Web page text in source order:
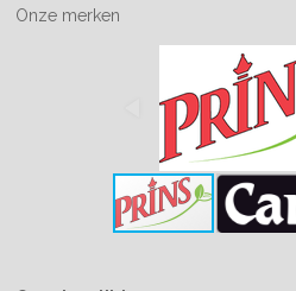
Onze merken